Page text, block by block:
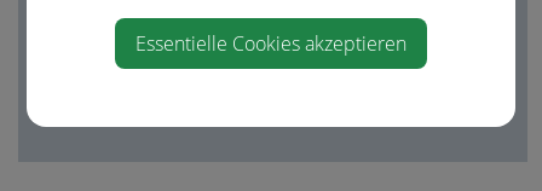
Pissenberger
(07435/53080)Essentielle Cookies akzeptieren